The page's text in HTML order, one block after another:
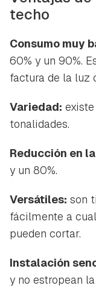
techo
Consumo muy
60% y un 90%.
factura de la luz
Variedad:
tonalidades.
Reducción en
y un 80%.
Versátiles: son
fácilmente a
pueden cortar.
Instalación
y no estropean